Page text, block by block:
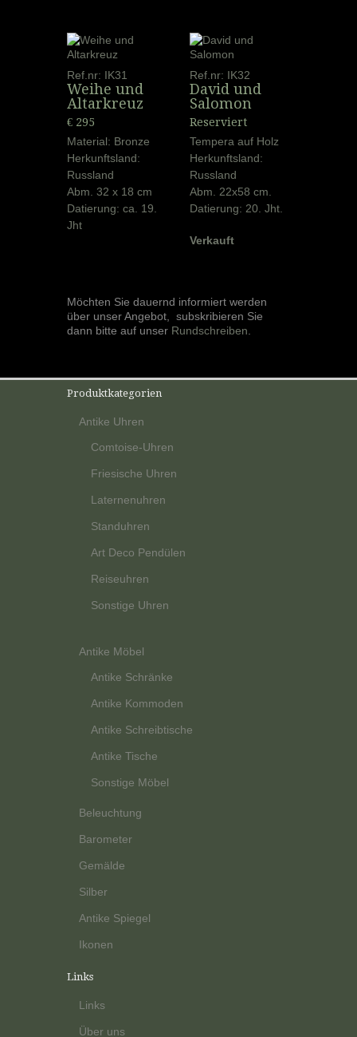
Ref.nr: IK31
Weihe und
Altarkreuz
€ 295
Material: Bronze
Herkunftsland:
Russland
Abm. 32 x 18 cm
Datierung: ca. 19.
Jht
Ref.nr: IK32
David und
Salomon
Reserviert
Tempera auf Holz
Herkunftsland:
Russland
Abm. 22x58 cm.
Datierung: 20. Jht.
Verkauft
Möchten Sie dauernd informiert werden
über unser Angebot, subskribieren Sie
dann bitte auf unser Rundschreiben
Produktkategorien
Antike Uhren
Comtoise-Uhren
Friesische Uhren
Laternenuhren
Standuhren
Art Deco Pendülen
Reiseuhren
Sonstige Uhren
Antike Möbel
Antike Schränke
Antike Kommoden
Antike Schreibtische
Antike Tische
Sonstige Möbel
Beleuchtung
Barometer
Gemälde
Silber
Antike Spiegel
Ikonen
Links
Links
Über uns